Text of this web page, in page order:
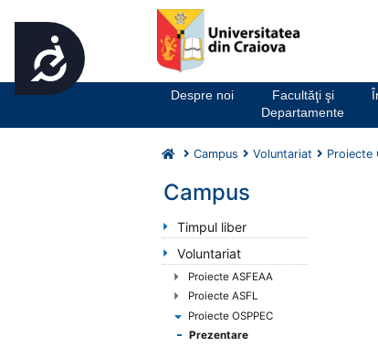
Accesibilitate
Notă:
Acest
website
un
Despre noi
Facultăţi şi
Departamente
Campus Voluntariat Proiecte
Campus
Timpul liber
Voluntariat
Proiecte ASFEAA
Proiecte ASFL
Proiecte OSPPEC
Prezentare